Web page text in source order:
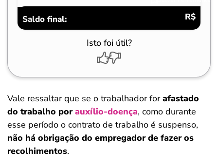
Saldo final: R$
Isto foi útil?
Vale ressaltar que se o trabalhador forafastado
do trabalho porauxílio-doença, como durante
esse período o contrato de trabalho é suspenso,
não há obrigação do empregador de fazer os
recolhimentos.